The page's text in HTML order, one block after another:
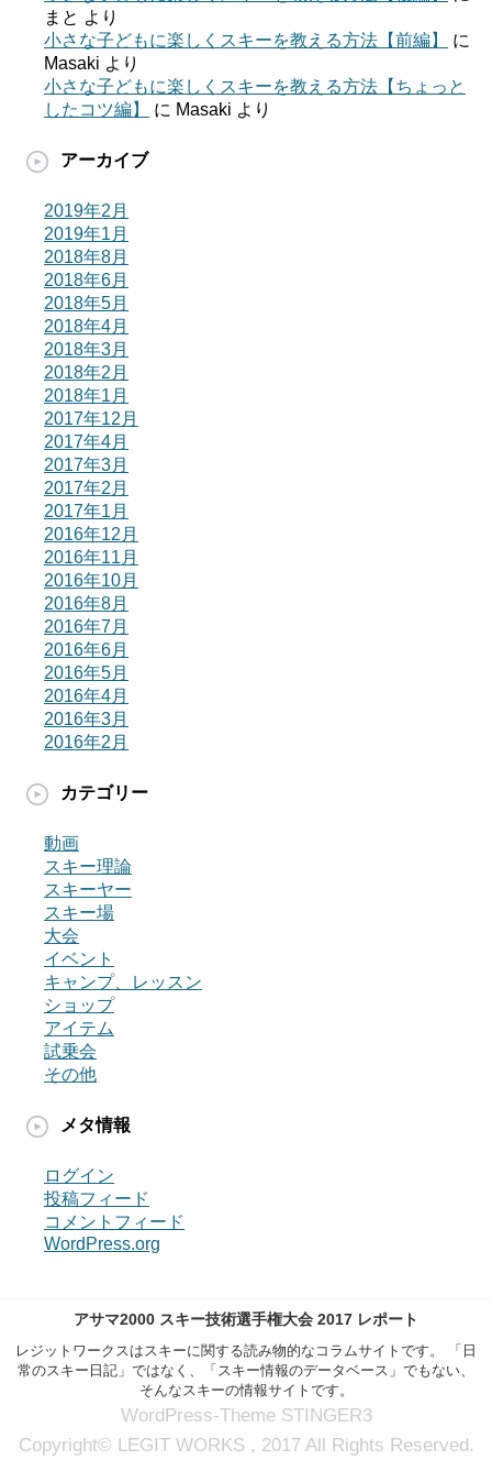
まと より
小さな子どもに楽しくスキーを教える方法【前編】
に
Masaki より
小さな子どもに楽しくスキーを教える方法【ちょっと
したコツ編】
に Masaki より
アーカイブ
2019年2月
2019年1月
2018年8月
2018年6月
2018年5月
2018年4月
2018年3月
2018年2月
2018年1月
2017年12月
2017年4月
2017年3月
2017年2月
2017年1月
2016年12月
2016年11月
2016年10月
2016年8月
2016年7月
2016年6月
2016年5月
2016年4月
2016年3月
2016年2月
カテゴリー
動画
スキー理論
スキーヤー
スキー場
大会
イベント
キャンプ、レッスン
ショップ
アイテム
試乗会
その他
メタ情報
ログイン
投稿フィード
コメントフィード
WordPress.org
アサマ2000 スキー技術選手権大会 2017 レポート
レジットワークスはスキーに関する読み物的なコラムサイトです。 「日
常のスキー日記」ではなく、「スキー情報のデータベース」でもない、
そんなスキーの情報サイトです。
WordPress-Theme STINGER3
Copyright© LEGIT WORKS , 2017 All Rights Reserved.